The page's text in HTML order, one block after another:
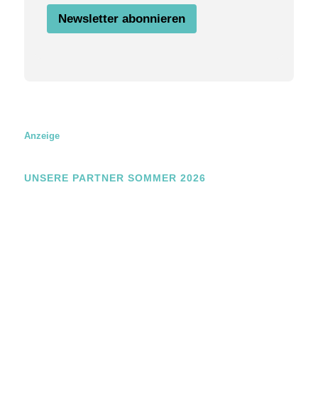
u
t
m
l
Newsletter abonnieren
Anzeige
UNSERE PARTNER SOMMER 2026